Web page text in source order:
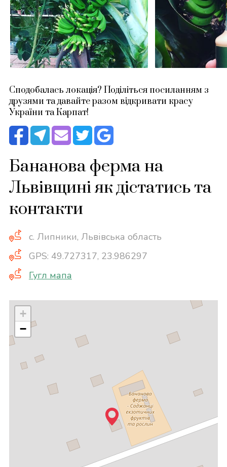
Сподобалась локація? Поділіться посиланням з
друзями та давайте разом відкривати красу
України та Карпат!
Бананова ферма на
Львівщині як дістатись та
контакти
с. Липники, Львівська область
GPS: 49.727317, 23.986297
Гугл мапа
+
−